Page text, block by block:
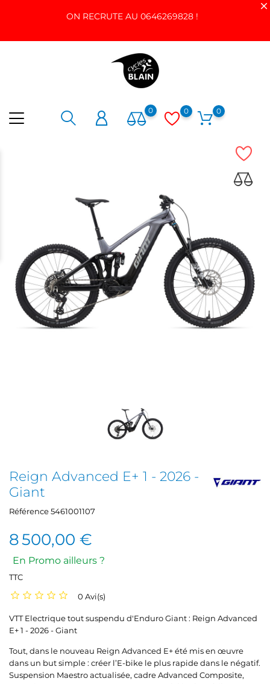
ON RECRUTE AU 0646269828 !
0 0 0
Reign Advanced E+ 1 - 2026 -
Giant
Référence5461001107
8 500,00 €
En Promo ailleurs ?
TTC
0 Avi(s)
VTT Electrique tout suspendu d'Enduro Giant : Reign Advanced
E+ 1 - 2026 - Giant
Tout, dans le nouveau Reign Advanced E+ été mis en œuvre
dans un but simple : créer l’E-bike le plus rapide dans le négatif.
Suspension Maestro actualisée, cadre Advanced Composite,